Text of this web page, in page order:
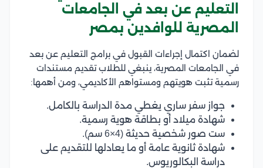
التعليم عن بعد في الجامعات
المصرية للوافدين بمصر
لضمان اكتمال إجراءات القبول في برامج التعليم عن بعد
في الجامعات المصرية، ينبغي للطلاب تقديم مستندات
رسمية تثبت هويتهم ومستواهم الأكاديمي، ومن أهمها:
جواز سفر ساري يغطي مدة الدراسة بالكامل.
شهادة ميلاد أو بطاقة هوية رسمية.
ست صور شخصية حديثة (4×6 سم).
شهادة ثانوية عامة أو ما يعادلها للتقديم على
دراسة البكالوريوس.